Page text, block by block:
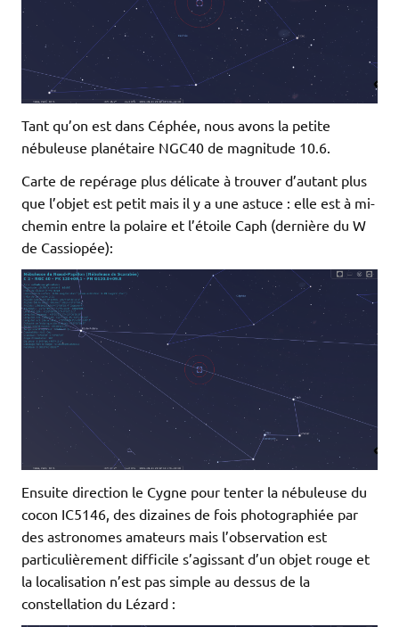
Tant qu’on est dans Céphée, nous avons la petite
nébuleuse planétaire NGC40 de magnitude 10.6.
Carte de repérage plus délicate à trouver d’autant plus
que l’objet est petit mais il y a une astuce : elle est à mi-
chemin entre la polaire et l’étoile Caph (dernière du W
de Cassiopée):
Ensuite direction le Cygne pour tenter la nébuleuse du
cocon IC5146, des dizaines de fois photographiée par
des astronomes amateurs mais l’observation est
particulièrement difficile s’agissant d’un objet rouge et
la localisation n’est pas simple au dessus de la
constellation du Lézard :